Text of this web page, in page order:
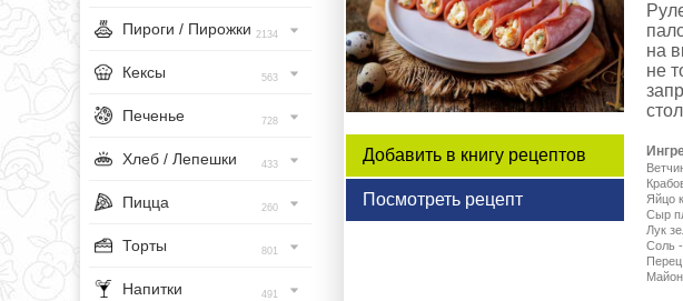
Пироги / Пирожки 2134
Кексы 563
Печенье 728
Хлеб / Лепешки 433
Пицца 260
Торты 801
Напитки 491
Добавить в книгу рецептов
Посмотреть рецепт
на
не
Яйцо
Сыр
Лук
Соль